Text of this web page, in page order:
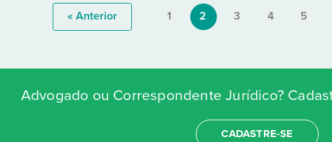
« Anterior 1 2 3 4 5
Advogado ou Correspondente Jurídico?
CADASTRE-SE